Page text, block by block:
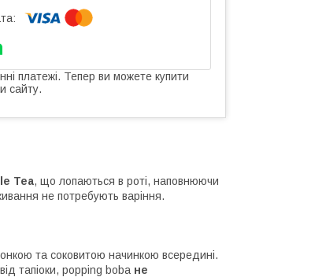
платежі. Тепер ви можете купити
сайту.
Tea, що лопаються в роті, наповнюючи
не потребують варіння.
та соковитою начинкою всередині.
тапіоки, popping boba не